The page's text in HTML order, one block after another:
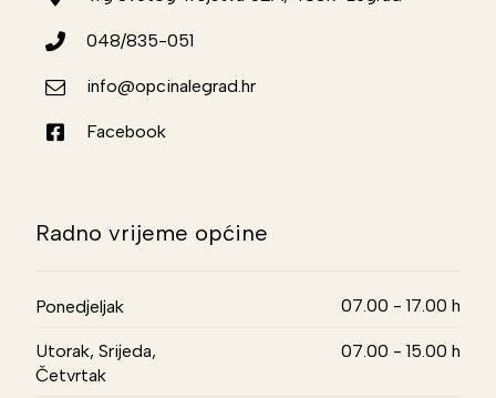
048/835-051
info@opcinalegrad.hr
Facebook
Radno vrijeme općine
Ponedjeljak 07.00 - 17.00 h
Utorak, Srijeda,
Četvrtak
07.00 - 15.00 h